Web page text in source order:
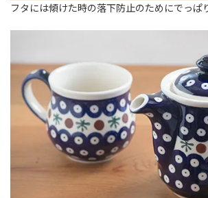
フタには傾けた時の落下防止のためにでっぱ